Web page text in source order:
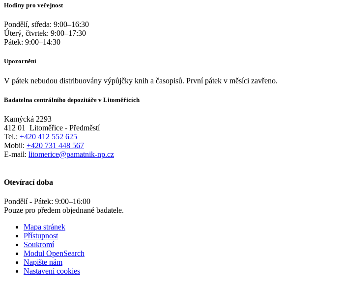
Hodiny pro veřejnost
Pondělí, středa: 9:00–16:30
Úterý, čtvrtek: 9:00–17:30
Pátek: 9:00–14:30
Upozornění
V pátek nebudou distribuovány výpůjčky knih a časopisů. První pátek v měsíci zavřeno.
Badatelna centrálního depozitáře v Litoměřicích
Kamýcká 2293
412 01
Litoměřice - Předměstí
Tel.: +420 412 552 625
Mobil: +420 731 448 567
E-mail: litomerice@pamatnik-np.cz
Otevírací doba
Pondělí - Pátek: 9:00–16:00
Pouze pro předem objednané badatele.
Mapa stránek
Přístupnost
Soukromí
Modul OpenSearch
Napište nám
Nastavení cookies